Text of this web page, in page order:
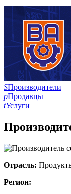
SПроизводители
pПродавцы
tУслуги
Отрасль:
Регион: